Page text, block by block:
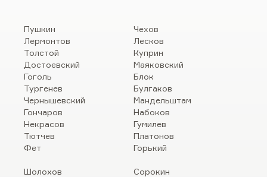
Пушкин
Лермонтов
Толстой
Достоевский
Гоголь
Тургенев
Чернышевский
Гончаров
Некрасов
Тютчев
Фет
Чехов
Лесков
Куприн
Маяковский
Блок
Булгаков
Мандельштам
Набоков
Гумилев
Платонов
Горький
Шолохов
Сорокин